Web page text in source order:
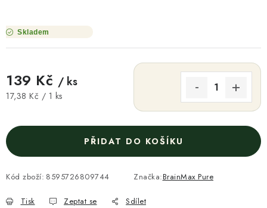
Skladem
139 Kč / ks
Měrná cena:
17,38 Kč / 1 ks
PŘIDAT DO KOŠÍKU
Kód zboží: 8595726809744 Značka:BrainMax Pure
Tisk Zeptat se Sdílet